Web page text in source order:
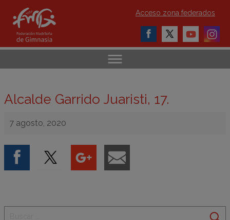
Acceso zona federados
Alcalde Garrido Juaristi, 17.
7 agosto, 2020